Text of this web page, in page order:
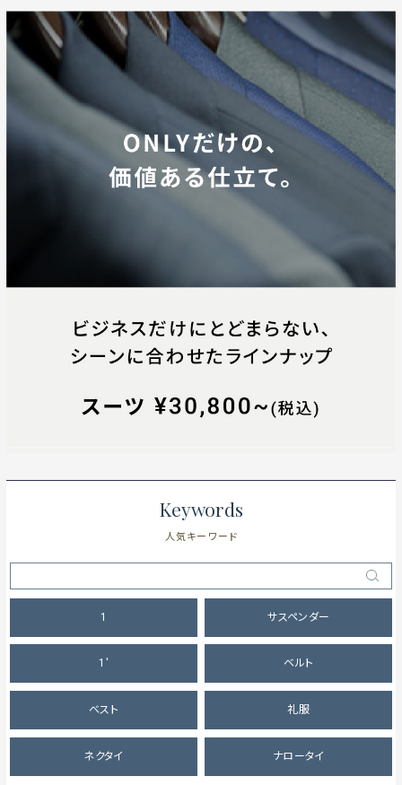
Keywords
人気キーワード
1 サスペンダー
1' ベルト
ベスト 礼服
ネクタイ ナロータイ